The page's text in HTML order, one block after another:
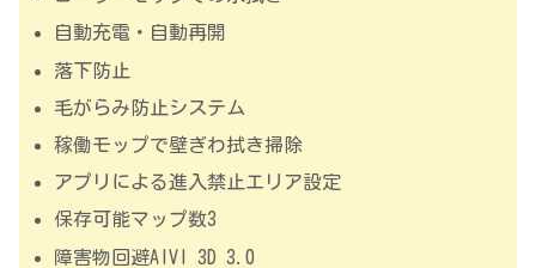
自動充電・自動再開
落下防止
毛がらみ防止システム
稼働モップで壁ぎわ拭き掃除
アプリによる進入禁止エリア設定
保存可能マップ数3
障害物回避AIVI 3D 3.0